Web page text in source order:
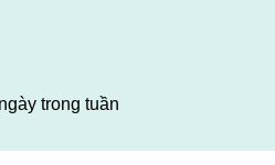
trong tuần